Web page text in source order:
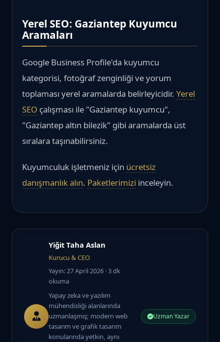
Yerel SEO: Gaziantep Kuyumcu
Aramaları
Google Business Profile'da kuyumcu
kategorisi, fotoğraf zenginliği ve yorum
toplaması yerel aramalarda belirleyicidir. Yerel
SEO çalışması ile "Gaziantep kuyumcu",
"Gaziantep altın bilezik" gibi aramalarda üst
sıralara taşınabilirsiniz.
Kuyumculuk işletmeniz için ücretsiz
danışmanlık alın. Paketlerimizi inceleyin.
Yiğit Taha Aslan
Kurucu & CEO
Yayın: 27 April 2026 · 3 dk
okuma
Yapay zeka ve yazılım
mühendisliği alanlarında
uzmanlaşmış; modern web
tasarım ve grafik tasarım
konularında yetkin, aynı
Uzman Yazar